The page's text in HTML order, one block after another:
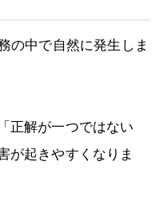
の中で自然に発生しま
正解が一つではない
が起きやすくなりま